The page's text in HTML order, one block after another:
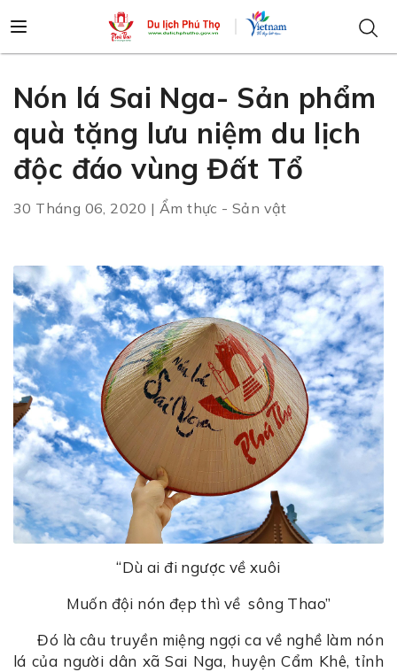
Nón lá Sai Nga- Sản phẩm
quà tặng lưu niệm du lịch
độc đáo vùng Đất Tổ
30 Tháng 06, 2020 | Ẩm thực - Sản vật
“Dù ai đi ngược về xuôi
Muốn đội nón đẹp thì về sông Thao”
Đó là câu truyền miệng ngợi ca về nghề làm nón
lá của người dân xã Sai Nga, huyện Cẩm Khê, tỉnh